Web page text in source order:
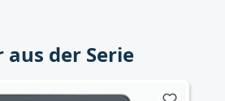
aus der Serie